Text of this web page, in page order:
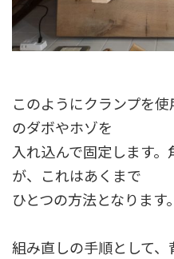
このようにクランプを
のダボやホゾを
入れ込んで固定します
が、これはあくまで
ひとつの方法となります。
組み直しの手順として